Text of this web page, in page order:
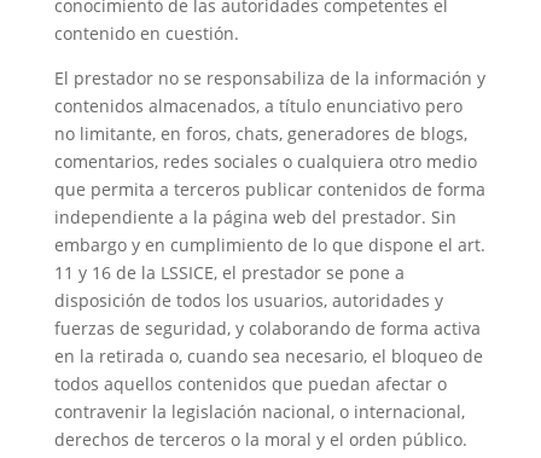
conocimiento de las autoridades competentes el
contenido en cuestión.
El prestador no se responsabiliza de la información y
contenidos almacenados, a título enunciativo pero
no limitante, en foros, chats, generadores de blogs,
comentarios, redes sociales o cualquiera otro medio
que permita a terceros publicar contenidos de forma
independiente a la página web del prestador. Sin
embargo y en cumplimiento de lo que dispone el art.
11 y 16 de la LSSICE, el prestador se pone a
disposición de todos los usuarios, autoridades y
fuerzas de seguridad, y colaborando de forma activa
en la retirada o, cuando sea necesario, el bloqueo de
todos aquellos contenidos que puedan afectar o
contravenir la legislación nacional, o internacional,
derechos de terceros o la moral y el orden público.